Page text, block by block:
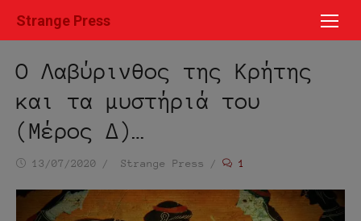
Strange Press
Ο Λαβύρινθος της Κρήτης
και τα μυστήριά του
(Μέρος Δ)…
Ημ/
δημοσίευσης
13/07/2020 Συντάκτης
Strange Press 1